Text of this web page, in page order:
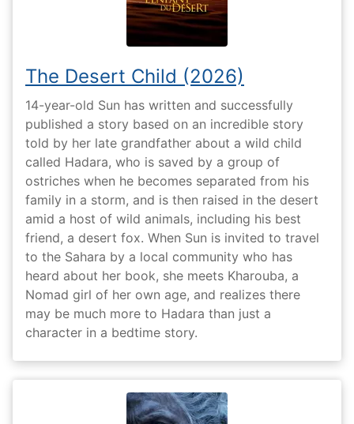
The Desert Child (2026)
14-year-old Sun has written and successfully
published a story based on an incredible story
told by her late grandfather about a wild child
called Hadara, who is saved by a group of
ostriches when he becomes separated from his
family in a storm, and is then raised in the desert
amid a host of wild animals, including his best
friend, a desert fox. When Sun is invited to travel
to the Sahara by a local community who has
heard about her book, she meets Kharouba, a
Nomad girl of her own age, and realizes there
may be much more to Hadara than just a
character in a bedtime story.